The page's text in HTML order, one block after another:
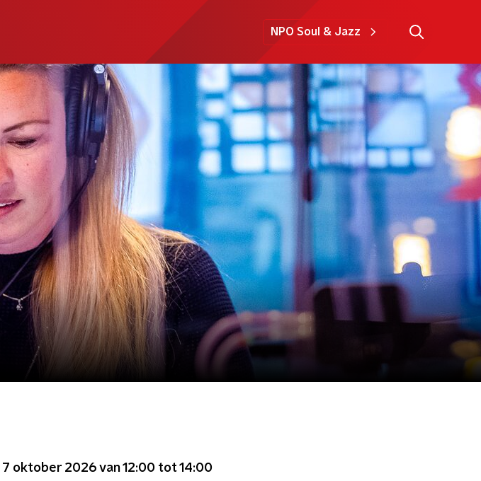
NPO Soul & Jazz
7 oktober 2026 van 12:00 tot 14:00